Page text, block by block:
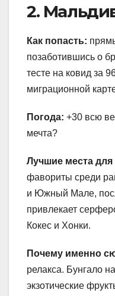
2.
Как попасть:
позаботившись о
тесте на ковид за
миграционной
Погода: +30 всю
мечта?
Лучшие места
фавориты среди
и Южный Мале,
привлекает
Кокес и Хонки.
Почему именно
релакса. Бунгало
экзотические